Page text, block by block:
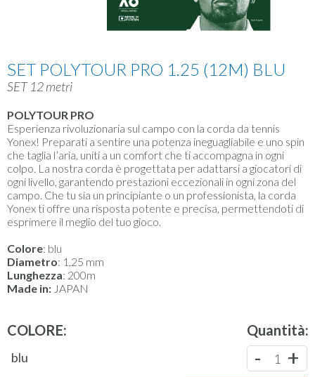
SET POLYTOUR PRO 1.25 (12M) BLU
SET 12 metri
POLYTOUR PRO
Esperienza rivoluzionaria sul campo con la corda da tennis
Yonex! Preparati a sentire una potenza ineguagliabile e uno spin
che taglia l’aria, uniti a un comfort che ti accompagna in ogni
colpo. La nostra corda è progettata per adattarsi a giocatori di
ogni livello, garantendo prestazioni eccezionali in ogni zona del
campo. Che tu sia un principiante o un professionista, la corda
Yonex ti offre una risposta potente e precisa, permettendoti di
esprimere il meglio del tuo gioco.
Colore: blu
Diametro: 1,25 mm
Lunghezza: 200m
Made in: JAPAN
COLORE:
blu
Quantità:
- 1 +